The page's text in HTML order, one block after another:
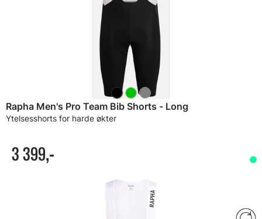
Rapha Men's Pro Team Bib Shorts - Long
Ytelsesshorts for harde økter
3 399,-